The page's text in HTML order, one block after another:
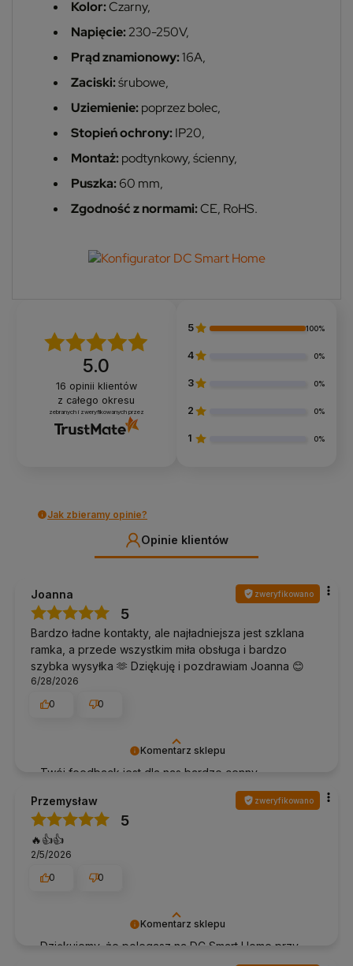
Kolor:Czarny,
Napięcie:230-250V,
Prąd znamionowy:16A,
Zaciski:śrubowe,
Uziemienie: poprzez bolec,
Stopień ochrony: IP20,
Montaż: podtynkowy, ścienny,
Puszka: 60 mm,
Zgodność z normami:CE, RoHS.
5.0
16 opinii klientów
z całego okresu
zebranych i zweryfikowanych przez
5 100%
4 0%
3 0%
2 0%
1 0%
Jak zbieramy opinie?
Opinie klientów
Komentarz sklepu
Twój feedback jest dla nas bardzo cenny –
Joanna zweryfikowano
5
Bardzo ładne kontakty, ale najładniejsza jest szklana
ramka, a przede wszystkim miła obsługa i bardzo
szybka wysyłka 🫶 Dziękuję i pozdrawiam Joanna 😊
6/28/2026
0
0
Komentarz sklepu
Dziękujemy, że polegasz na DC Smart Home przy
Przemysław zweryfikowano
5
🔥👍️👍️
2/5/2026
0
0